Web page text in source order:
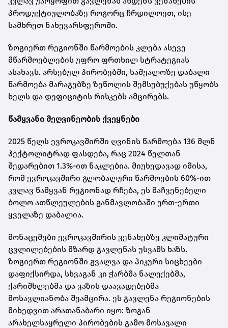
პროდუქტიულობაზე როგორც ჩრდილოეთ, ისე
სამხრეთ ნახევარსფეროში.
ზოგიერთ რეგიონში წარმოების კლება ასევე
მწარმოებლების უფრო ფრთხილ სტრატეგიას
ასახავს. არსებულ პირობებში, საშუალოზე დაბალი
წარმოება მარაგებზე ზეწოლის შემსუბუქებას უწყობს
ხელს და დეფიციტის რისკებს ამცირებს.
წამყვანი მეღვინეობის ქვეყნები
2025 წელს ევროკავშირში ღვინის წარმოება 136 მლნ
ჰექტოლიტრად ფასდება, რაც 2024 წელთან
შედარებით 1.3%-ით ნაკლებია. მიუხედავად იმისა,
რომ ევროკავშირი გლობალური წარმოების 60%-ით
კვლავ წამყვან რეგიონად რჩება, ეს მაჩვენებელი
ბოლო ათწლეულების განმავლობაში ერთ-ერთი
ყველაზე დაბალია.
მონაცემები ევროკავშირის ვენახებზე კლიმატური
ცვლილებების მზარდ გავლენას უსვამს ხაზს.
ზოგიერთ რეგიონში გვალვა და პიკური სიცხეები
დაფიქსირდა, სხვაგან კი ჭარბმა ნალექებმა,
ქარიშხლებმა და ვაზის დაავადებებმა
მოსავლიანობა შეამცირა. ეს გავლენა რეგიონების
მიხედვით არათანაბარი იყო: ზოგან
არახელსაყრელი პირობების გამო მოსავალი